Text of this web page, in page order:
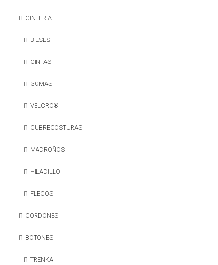
CINTERIA
BIESES
CINTAS
GOMAS
VELCRO®
CUBRECOSTURAS
MADROÑOS
HILADILLO
FLECOS
CORDONES
BOTONES
TRENKA